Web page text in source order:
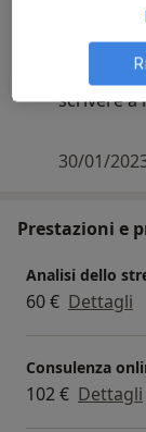
Dott.ssa
Via
per
scrivere a
30/01/
Prestazioni e
Analisi dello
60 € Dettagli
Consulenza
102 € Dettagli